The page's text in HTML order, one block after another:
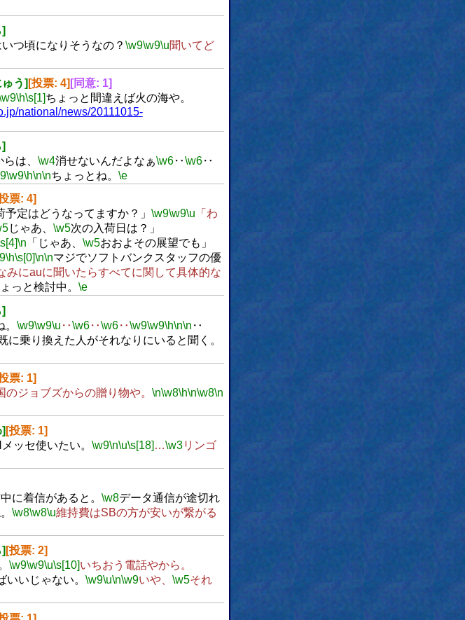
つ頃になりそうなの？ \w9\w9\u聞いてど
う] [投票: 4] [同意: 1]
\h\s[1]ちょっと間違えば火の海や。
national/news/20111015-
は、 \w4消せないんだよなぁ\w6‥\w6‥
\w9\h\n\nちょっとね。 \e
票: 4]
定はどうなってますか？」 \w9\w9\u 「わ
じゃあ、 \w5次の入荷日は？」
\n 「じゃあ、 \w5おおよその展望でも」
\h\s[0]\n\nマジでソフトバンクスタッフの優
みにauに聞いたらすべてに関して具体的な
っと検討中。 \e
\w9\w9\u ‥\w6‥\w6‥\w9\w9\h\n\n ‥
に乗り換えた人がそれなりにいると聞く。
票: 1]
ジョブズからの贈り物や。 \n\w8\h\n\w8\n
[投票: 1]
ッセ使いたい。 \w9\n\u\s[18] …\w3リンゴ
に着信があると。 \w8データ通信が途切れ
\w8\w8\u維持費はSBの方が安いが繋がる
[投票: 2]
\w9\w9\u\s[10]いちおう電話やから。
いじゃない。 \w9\u\n\w9いや、 \w5それ